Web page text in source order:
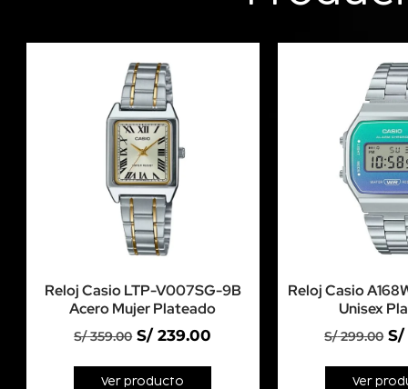
Reloj Casio LTP-V007SG-9B
Acero Mujer Plateado
S/359.00 S/ 239.00
Ver producto
Reloj Casio
Unisex
S/299.00 S/
Ver